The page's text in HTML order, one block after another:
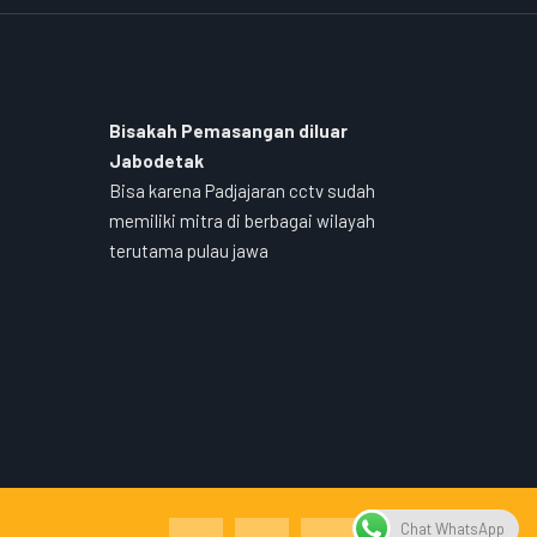
Bisakah Pemasangan diluar
Jabodetak
Bisa karena Padjajaran cctv sudah
memiliki mitra di berbagai wilayah
terutama pulau jawa
Chat WhatsApp